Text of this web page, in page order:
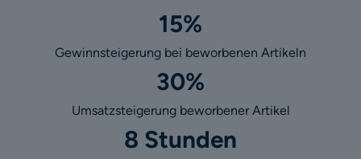
15%
Gewinnsteigerung bei beworbenen Artikeln
30%
Umsatzsteigerung beworbener Artikel
8 Stunden